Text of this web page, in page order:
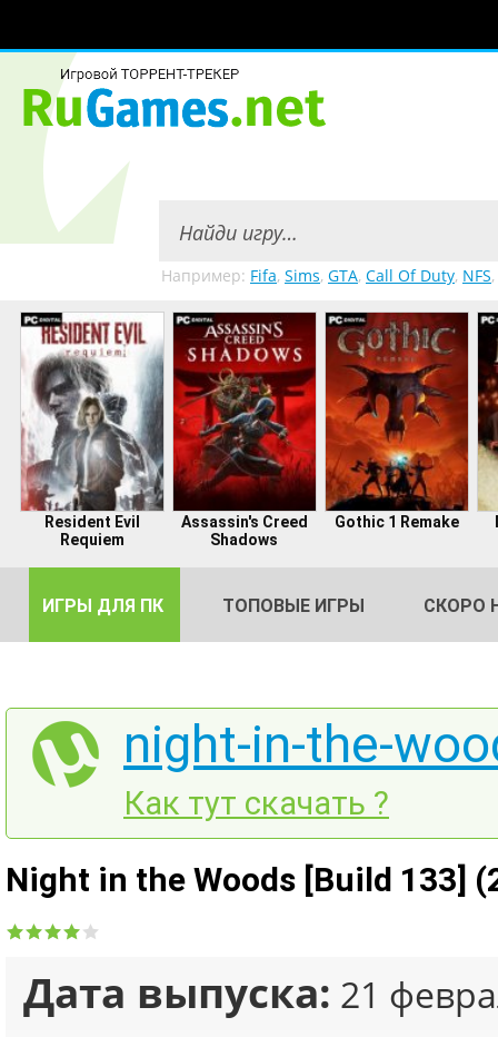
Например: Fifa, Sims, GTA, Call Of Duty, NFS,
Resident Evil
Requiem
Assassin's Creed
Shadows
Gothic 1 Remake
ИГРЫ ДЛЯ ПК ТОПОВЫЕ ИГРЫ СКОРО
night-in-the-
Как тут скачать ?
Night in the Woods [Build 133]
Дата выпуска: 21